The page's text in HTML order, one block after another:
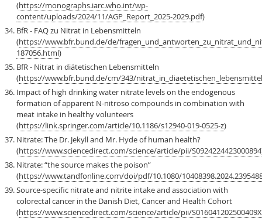
(https://monographs.iarc.who.int/wp-
content/uploads/2024/11/AGP_Report_2025-2029.pdf)
BfR - FAQ zu Nitrat in Lebensmitteln
(https://www.bfr.bund.de/de/
187056.html)
BfR - Nitrat in diätetischen Lebensmitteln
(https://www.bfr.bund.de/cm/343/
Impact of high drinking water nitrate levels on the endogenous
formation of apparent N-nitroso compounds in combination with
meat intake in healthy volunteers
(https://link.springer.com/article/10.1186/s12940-019-0525-z)
Nitrate: The Dr. Jekyll and Mr. Hyde of human health?
(https://www.sciencedirect.com/science/article/pii/S0924224423000894
Nitrate: “the source makes the poison”
(https://www.tandfonline.com/doi/pdf/10.1080/
Source-specific nitrate and nitrite intake and association with
colorectal cancer in the Danish Diet, Cancer and Health Cohort
(https://www.sciencedirect.com/science/article/pii/S016041202500409X